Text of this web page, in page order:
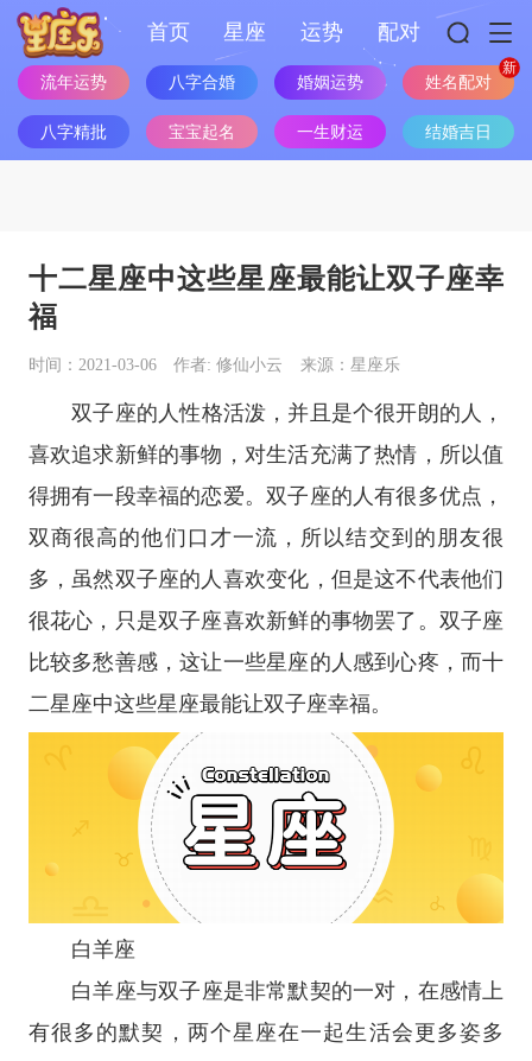
首页 星座 运势 配对
流年运势 八字合婚 婚姻运势 姓名配对
八字精批 宝宝起名 一生财运 结婚吉日
十二星座中这些星座最能让双子座幸
福
时间：2021-03-06 作者: 修仙小云 来源：星座乐
双子座的人性格活泼，并且是个很开朗的人，
喜欢追求新鲜的事物，对生活充满了热情，所以值
得拥有一段幸福的恋爱。双子座的人有很多优点，
双商很高的他们口才一流，所以结交到的朋友很
多，虽然双子座的人喜欢变化，但是这不代表他们
很花心，只是双子座喜欢新鲜的事物罢了。双子座
比较多愁善感，这让一些星座的人感到心疼，而十
二星座中这些星座最能让双子座幸福。
白羊座
白羊座与双子座是非常默契的一对，在感情上
有很多的默契，两个星座在一起生活会更多姿多